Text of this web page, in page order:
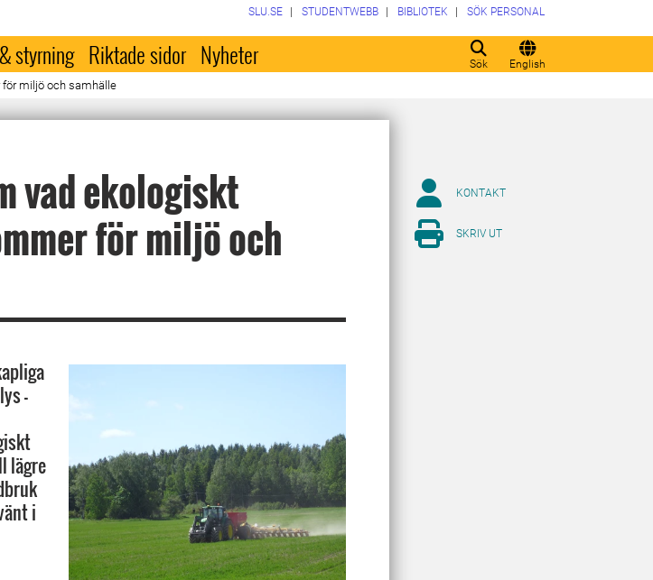
Sök English
SLU.SE STUDENTWEBB BIBLIOTEK SÖK PERSONAL
styrning Riktade sidor Nyheter
för miljö och samhälle
vad ekologiskt
för miljö och
–
lägre
i
KONTAKT
SKRIV UT